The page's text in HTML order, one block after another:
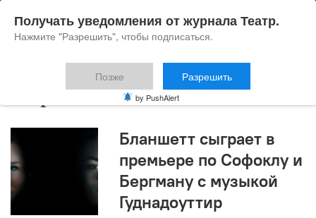
Персона
Бланшетт сыграет в
премьере по Софоклу и
Бергману с музыкой
Гуднадоуттир
Получать уведомления от журнала Театр.
Нажмите "Разрешить", чтобы подписаться.
Позже Разрешить
by PushAlert